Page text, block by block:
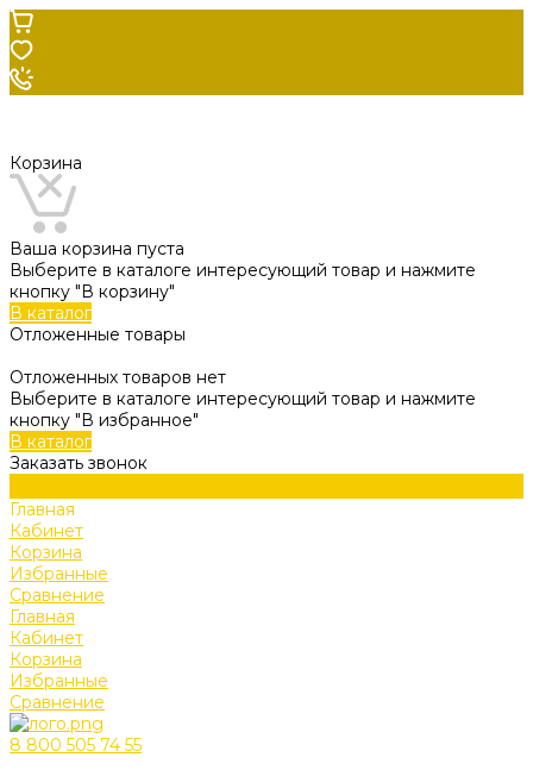
Корзина
Ваша корзина пуста
Выберите в каталоге интересующий товар и нажмите
кнопку "В корзину"
В каталог
Отложенные товары
Отложенных товаров нет
Выберите в каталоге интересующий товар и нажмите
кнопку "В избранное"
В каталог
Заказать звонок
Главная
Кабинет
Корзина
Избранные
Сравнение
Главная
Кабинет
Корзина
Избранные
Сравнение
8 800 505 74 55